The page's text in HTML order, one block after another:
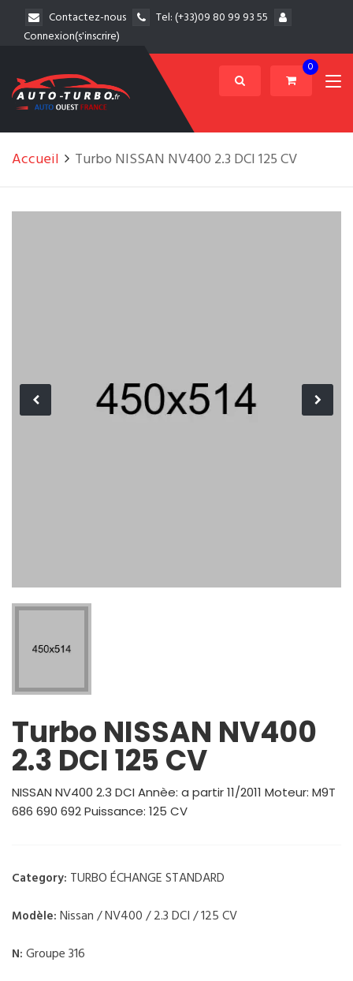
Contactez-nous Tel:(+33)09 80 99 93 55
Connexion(s'inscrire)
0
Accueil Turbo NISSAN NV400 2.3 DCI 125 CV
Turbo NISSAN NV400
2.3 DCI 125 CV
NISSAN NV400 2.3 DCI Annèe: a partir 11/2011 Moteur: M9T
686 690 692 Puissance: 125 CV
Category: TURBO ÉCHANGE STANDARD
Modèle: Nissan / NV400 / 2.3 DCI / 125 CV
N: Groupe 316